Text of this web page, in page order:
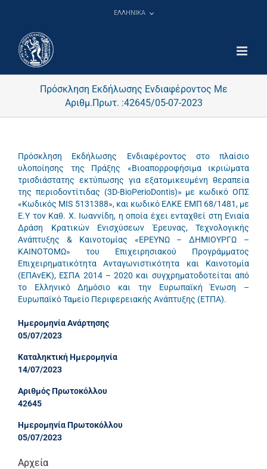
ΕΛΛΗΝΙΚΑ
Πρόσκληση Εκδήλωσης Ενδιαφέροντος Με
Αριθμ.Πρωτ. :42645/05-07-2023
Πρόσκληση Εκδήλωσης Ενδιαφέροντος στο πλαίσιο
υλοποίησης της Πράξης «Βιοαπορροφήσιμα ικριώματα
τρισδιάστατης εκτύπωσης για εξατομικευμένη θεραπεία
της περιοδοντίτιδας (3D-BioPerioDontis)» με κωδικό ΟΠΣ
«Κωδικός MIS 5131388», και κωδικό ΕΛΚΕ ΕΜΠ 68/1481, με
Ε.Υ τον Καθ. Χ. Ιωαννίδη, η οποία έχει ενταχθεί στη Ενιαία
Δράση Κρατικών Ενισχύσεων Έρευνας, Τεχνολογικής
Ανάπτυξης & Καινοτομίας «ΕΡΕΥΝΩ – ΔΗΜΙΟΥΡΓΩ –
ΚΑΙΝΟΤΟΜΩ» του Επιχειρησιακού Προγράμματος
Επιχειρηματικότητα Ανταγωνιστικότητα και Καινοτομία
(ΕΠΑνΕΚ), ΕΣΠΑ 2014 – 2020 και συγχρηματοδοτείται από
το Ελληνικό Δημόσιο και την Ευρωπαϊκή Ένωση –
Ευρωπαϊκό Ταμείο Περιφερειακής Ανάπτυξης (ΕΤΠΑ).
Ημερομηνία Ανάρτησης
05/07/2023
Καταληκτική Ημερομηνία
14/07/2023
Αριθμός Πρωτοκόλλου
42645
Ημερομηνία Πρωτοκόλλου
05/07/2023
Αρχεία